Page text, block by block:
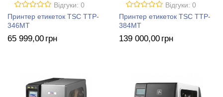
Відгуки: 0
Принтер етикеток TSC TTP-
346MT
65 999,00 грн
Відгуки: 0
Принтер етикеток TSC TTP-
384MT
139 000,00 грн